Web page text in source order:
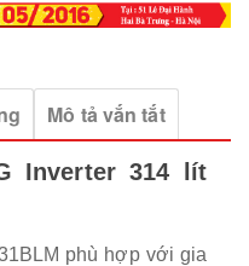
Mô tả vắn tắt
Inverter 314 lít
phù hợp với gia